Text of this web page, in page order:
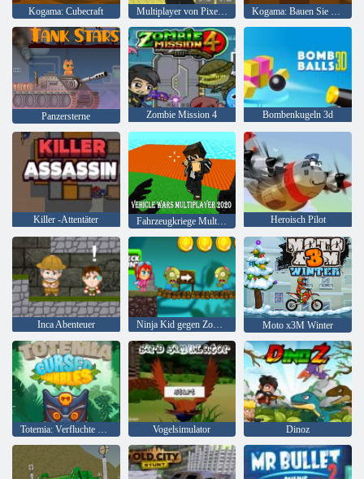
Kogama: Cubecraft Multiplayer von Pixel Combat Kogama: Bauen Sie auf, um zu gewinnen
Panzersterne Zombie Mission 4 Bombenkugeln 3d
Killer -Attentäter Fahrzeugkriege Multiplayer 2020 Heroisch Pilot
Inca Abenteuer Ninja Kid gegen Zombies Moto x3M Winter
Totemia: Verfluchte Murmeln Vogelsimulator Dinoz